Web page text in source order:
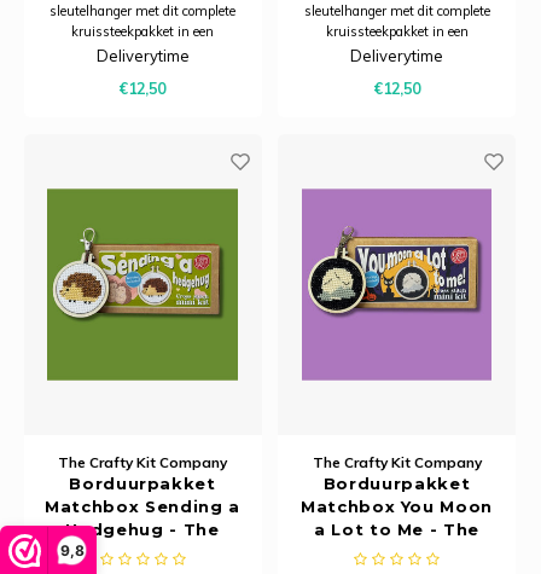
9,8
sleutelhanger met dit complete
kruissteekpakket in een
charmant luciferdoosje – een
om cadeau te geven.
Deliverytime
€12,50
sleutelhanger met dit complete
kruissteekpakket in een
charmant luciferdoosje – een
om cadeau te geven.
Deliverytime
€12,50
The Crafty Kit Company
Borduurpakket
Matchbox Sending a
Hedgehug - The
Crafty Kit Company
The Crafty Kit Company
Borduurpakket
Matchbox You Moon
a Lot to Me - The
Crafty Kit Company